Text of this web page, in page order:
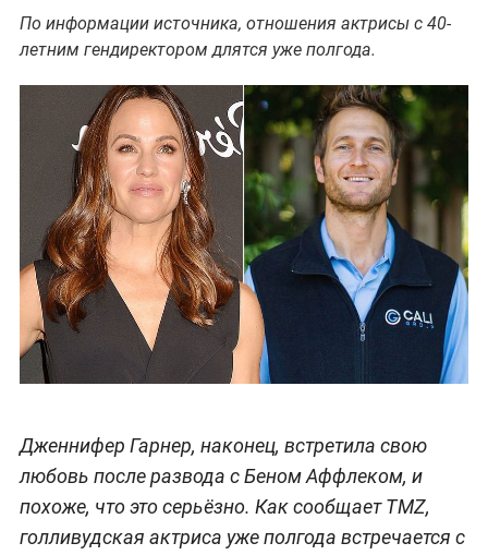
По информации источника, отношения актрисы с 40-
летним гендиректором длятся уже полгода.
Дженнифер Гарнер, наконец, встретила свою
любовь после развода с Беном Аффлеком, и
похоже, что это серьёзно. Как сообщает TMZ,
голливудская актриса уже полгода встречается с